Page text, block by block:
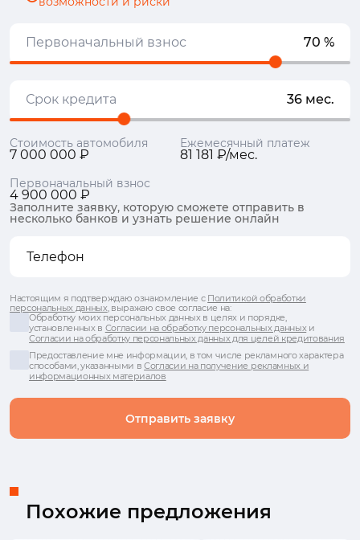
Первоначальный взнос 70 %
Срок кредита 36 мес.
Стоимость автомобиля
7 000 000 ₽
Ежемесячный платеж
81 181 ₽/мес.
Первоначальный взнос
4 900 000 ₽
Заполните заявку, которую сможете отправить в
несколько банков и узнать решение онлайн
Отправить заявку
Настоящим я подтверждаю ознакомление с Политикой обработки
персональных данных, выражаю свое согласие на:
Обработку моих персональных данных в целях и порядке,
установленных в Согласии на обработку персональных данныхи
Согласии на обработку персональных данных для целей кредитования
Предоставление мне информации, в том числе рекламного характера
способами, указанными вСогласии на получение рекламных и
информационных материалов
Похожие предложения